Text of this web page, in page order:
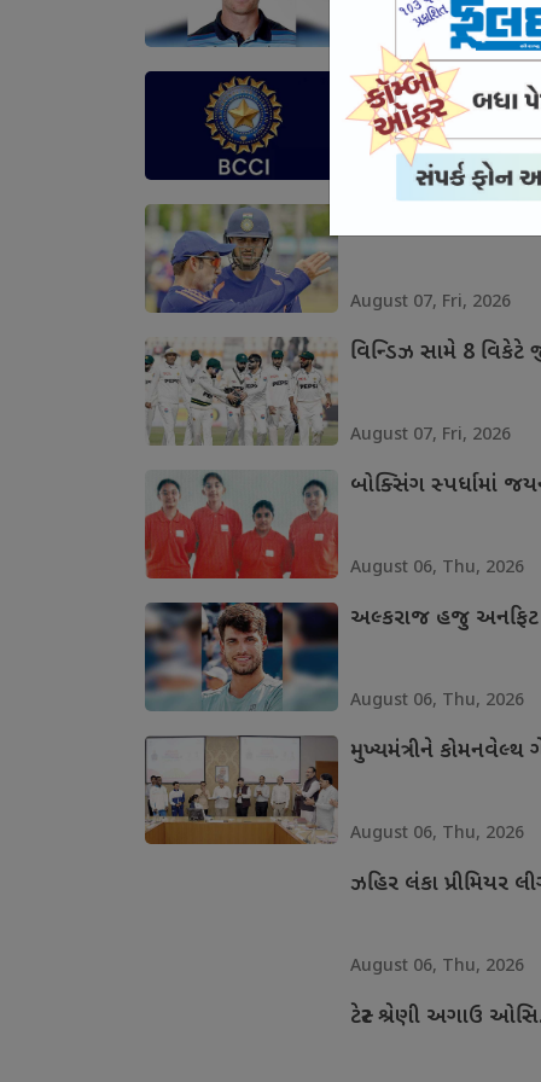
August 07, Fri, 2026
ટીમ ઇન્ડિયાના
August 07, Fri, 2026
August 07, Fri, 2026
વિન્ડિઝ સામે 8 વિકેટે
August 07, Fri, 2026
બોક્સિંગ સ્પર્ધામાં
August 06, Thu, 2026
અલ્કરાજ હજુ અનફિટ
August 06, Thu, 2026
મુખ્યમંત્રીને
August 06, Thu, 2026
ઝહિર લંકા પ્રીમિયર
August 06, Thu, 2026
ટેસ્ટ શ્રેણી અગાઉ